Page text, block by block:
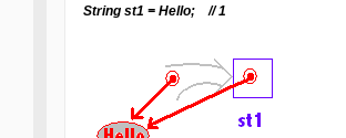
String st1 = Hello; // 1